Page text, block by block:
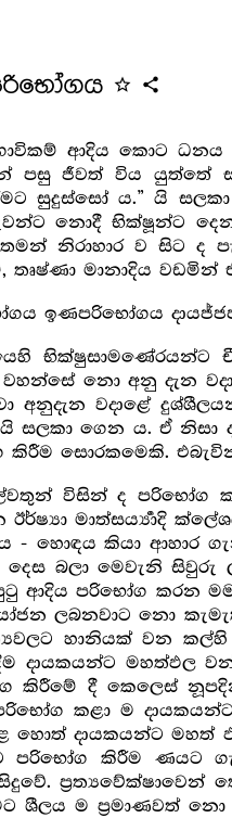
star_outline share
ආදිය කොට ධනය
පසු ජීවත් විය යුත්තේ
සුදුස්සෝ ය.” යි
නොදී භික්ෂූන්ට
නිරාහාර ව සිට ද
තෘෂ්ණා මානාදිය
ඉණපරිභෝගය
භික්ෂුසාමණේරයන්ට
නො අනු දැන
අනුදැන වදාළේ
සලකා ගෙන ය. ඒ නිසා
කිරීම සොරකමෙකි.
විසින් ද පරිභෝග
ඊර්ෂ්‍යා මාත්සර්‍ය්‍යාදි
- හොඳය කියා ආහාර
බලා මෙවැනි සිවුරු
ආදිය පරිභෝග කරන මම
ලබනවාට නො
හානියක් වන
දායකයන්ට මහත්ඵල
කිරීමේ දී කෙලෙස්
පරිභෝග කළා ම
හොත් දායකයන්ට මහත්
පරිභෝග කිරීම ණයට
ශීලය ම ප්‍ර‍මාණවත්